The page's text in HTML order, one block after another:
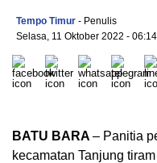
Tempo Timur - Penulis
Selasa, 11 Oktober 2022 -
BATU BARA – Panitia
kecamatan Tanjung